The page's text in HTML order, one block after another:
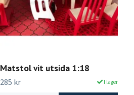
Matstol vit utsida 1:18
285 kr I lager